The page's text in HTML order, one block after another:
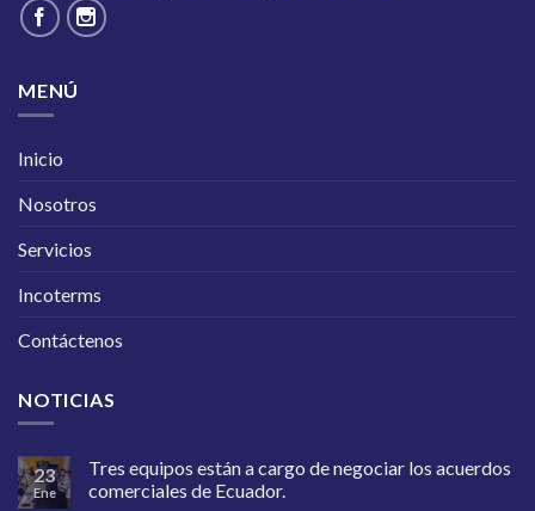
MENÚ
Inicio
Nosotros
Servicios
Incoterms
Contáctenos
NOTICIAS
23
Ene
Tres equipos están a cargo de negociar los acuerdos
comerciales de Ecuador.